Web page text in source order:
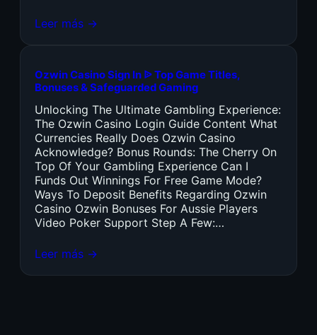
Leer más →
Ozwin Casino Sign In ᐉ Top Game Titles,
Bonuses & Safeguarded Gaming
Unlocking The Ultimate Gambling Experience:
The Ozwin Casino Login Guide Content What
Currencies Really Does Ozwin Casino
Acknowledge? Bonus Rounds: The Cherry On
Top Of Your Gambling Experience Can I
Funds Out Winnings For Free Game Mode?
Ways To Deposit Benefits Regarding Ozwin
Casino Ozwin Bonuses For Aussie Players
Video Poker Support Step A Few:…
Leer más →